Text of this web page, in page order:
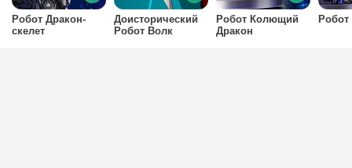
Робот Дракон-
скелет
Доисторический
Робот Волк
Робот Колющий
Дракон